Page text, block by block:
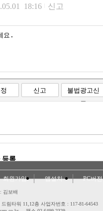
18:16 신고
신고
불법광고신
고
등록
회원가입 앱설치 PC버전
김보배
림타워 11,12층 사업자번호 : 117-81-64543